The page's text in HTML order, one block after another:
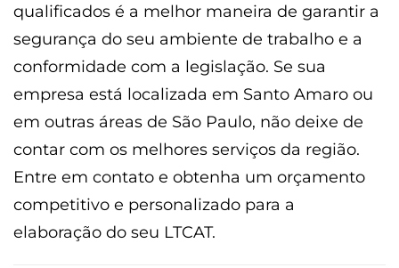
qualificados é a melhor maneira de garantir a
segurança do seu ambiente de trabalho e a
conformidade com a legislação. Se sua
empresa está localizada em Santo Amaro ou
em outras áreas de São Paulo, não deixe de
contar com os melhores serviços da região.
Entre em contato e obtenha um orçamento
competitivo e personalizado para a
elaboração do seu LTCAT.